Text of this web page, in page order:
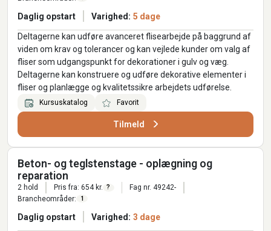
Daglig opstart Varighed: 5 dage
Deltagerne kan udføre avanceret flisearbejde på baggrund af
viden om krav og tolerancer og kan vejlede kunder om valg af
fliser som udgangspunkt for dekorationer i gulv og væg.
Deltagerne kan konstruere og udføre dekorative elementer i
fliser og planlægge og kvalitetssikre arbejdets udførelse.
Kursuskatalog Favorit
Tilmeld
Beton- og teglstenstage - oplægning og
reparation
2 hold Pris fra: 654 kr. ?
Fag nr. 49242-
Brancheområder:
1
Daglig opstart Varighed: 3 dage